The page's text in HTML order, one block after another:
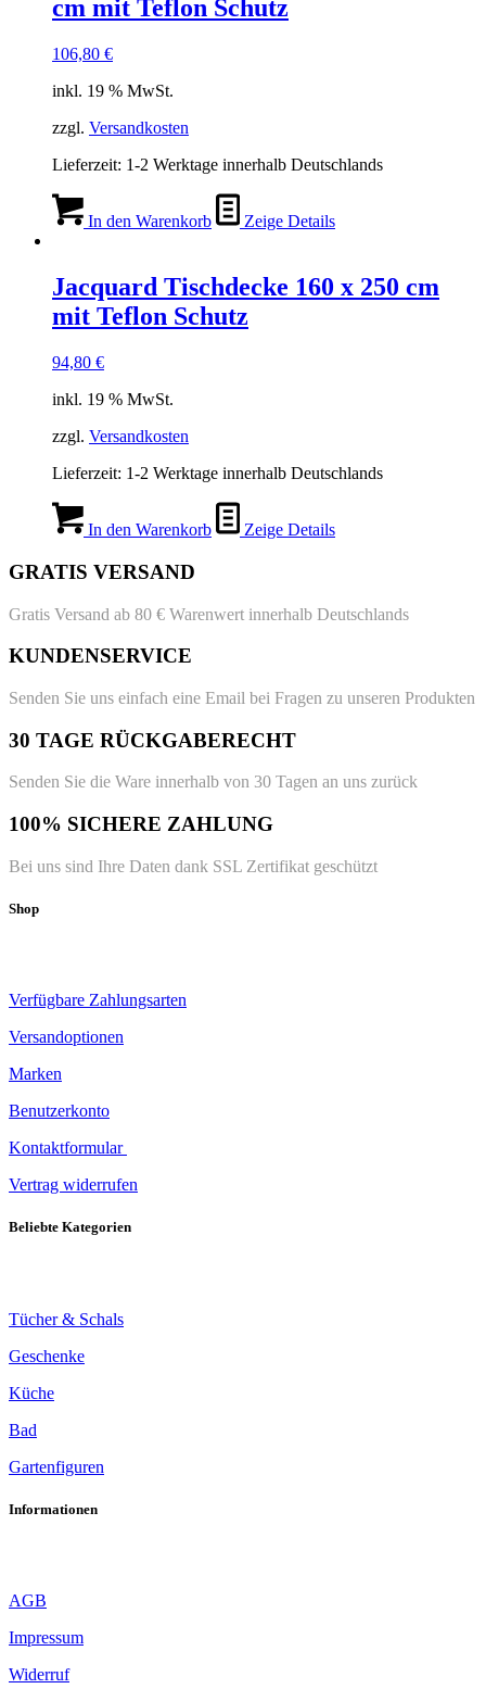
cm mit Teflon Schutz
106,80 €
inkl. 19 % MwSt.
zzgl. Versandkosten
Lieferzeit: 1-2 Werktage innerhalb Deutschlands
In den Warenkorb Zeige Details
Jacquard Tischdecke 160 x 250 cm
mit Teflon Schutz
94,80 €
inkl. 19 % MwSt.
zzgl. Versandkosten
Lieferzeit: 1-2 Werktage innerhalb Deutschlands
In den Warenkorb Zeige Details
GRATIS VERSAND
Gratis Versand ab 80 € Warenwert innerhalb Deutschlands
KUNDENSERVICE
Senden Sie uns einfach eine Email bei Fragen zu unseren Produkten
30 TAGE RÜCKGABERECHT
Senden Sie die Ware innerhalb von 30 Tagen an uns zurück
100% SICHERE ZAHLUNG
Bei uns sind Ihre Daten dank SSL Zertifikat geschützt
Shop
Verfügbare Zahlungsarten
Versandoptionen
Marken
Benutzerkonto
Kontaktformular
Vertrag widerrufen
Beliebte Kategorien
Tücher & Schals
Geschenke
Küche
Bad
Gartenfiguren
Informationen
AGB
Impressum
Widerruf